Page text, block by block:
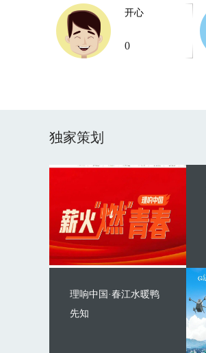
开心
0
独家策划
理响中国·春江水暖鸭
先知